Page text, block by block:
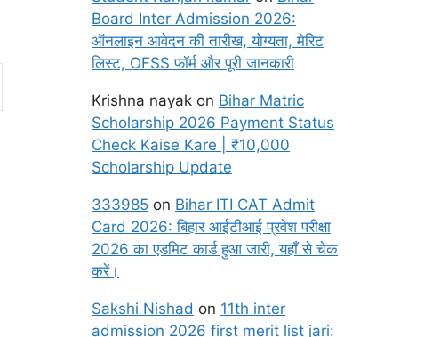
Board Inter Admission 2026:
ऑनलाइन आवेदन की तारीख, योग्यता, मेरिट
लिस्ट, OFSS फॉर्म और पूरी जानकारी
Krishna nayak on Bihar Matric
Scholarship 2026 Payment Status
Check Kaise Kare | ₹10,000
Scholarship Update
333985 on Bihar ITI CAT Admit
Card 2026: बिहार आईटीआई प्रवेश परीक्षा
2026 का एडमिट कार्ड हुआ जारी, यहाँ से चेक
करें।
Sakshi Nishad on 11th inter
admission 2026 first merit list jari: